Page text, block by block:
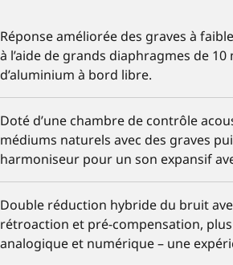
Réponse améliorée des graves à
à l’aide de grands diaphragmes de 10
d’aluminium à bord libre.
Doté d’une chambre de contrôle
médiums naturels avec des graves
harmoniseur pour un son expansif
Double réduction hybride du bruit
rétroaction et pré-compensation,
analogique et numérique – une